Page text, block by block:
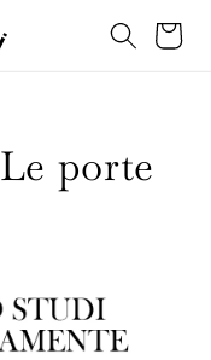
Carrello
porte